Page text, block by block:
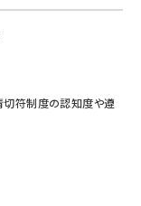
符制度の認知度や遵